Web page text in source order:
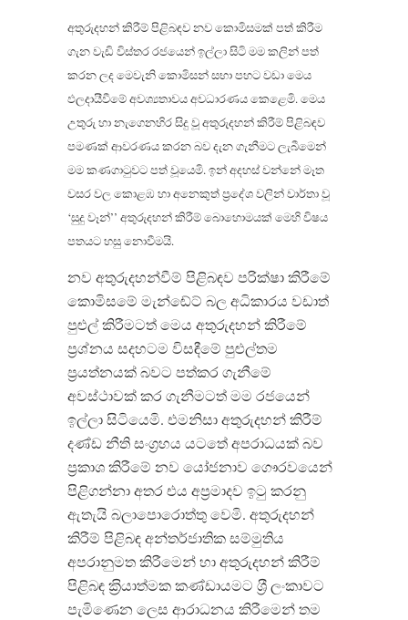
අතුරුදහන් කිරීම් පිළිබඳව නව කොමිසමක් පත් කිරීම
ගැන වැඩි විස්තර රජයෙන් ඉල්ලා සිටි මම කලින් පත්
කරන ලද මෙවැනි කොමිසන් සභා පහට වඩා මෙය
ඵලදායීවීමේ අවශ්‍යතාවය අවධාරණය කෙළෙමි. මෙය
උතුරු හා නැගෙනහිර සිදු වූ අතුරුදහන් කිරීම් පිළිබඳව
පමණක් ආවරණය කරන බව දැන ගැනීමට ලැබීමෙන්
මම කණගාටුවට පත් වූයෙමි. ඉන් අදහස් වන්නේ මෑත
වසර වල කොළඹ හා අනෙකුත් ප‍්‍රදේශ වලින් වාර්තා වූ
‘සුදු වෑන්’’ අතුරුදහන් කිරීම් බොහොමයක් මෙහි විෂය
පතයට හසු නොවීමයි.
නව අතුරුදහන්වීම් පිළිබඳව පරික්ෂා කිරීමේ
කොමිසමේ මැන්ඬේට් බල අධිකාරය වඩාත්
පුළුල් කිරීමටත් මෙය අතුරුදහන් කිරීමේ
ප‍්‍රශ්නය සදහටම විසඳීමේ පුළුල්තම
ප‍්‍රයත්නයක් බවට පත්කර ගැනීමේ
අවස්ථාවක් කර ගැනීමටත් මම රජයෙන්
ඉල්ලා සිටියෙමි. එමනිසා අතුරුදහන් කිරීම්
දණ්ඩ නීති සංග‍්‍රහය යටතේ අපරාධයක් බව
ප‍්‍රකාශ කිරීමේ නව යෝජනාව ගෞරවයෙන්
පිළිගන්නා අතර එය අප‍්‍රමාදව ඉටු කරනු
ඇතැයි බලාපොරොත්තු වෙමි. අතුරුදහන්
කිරීම් පිළිබඳ අන්තර්ජාතික සම්මුතිය
අපරානුමත කිරීමෙන් හා අතුරුදහන් කිරීම්
පිළිබඳ ක‍්‍රියාත්මක කණ්ඩායමට ශ‍්‍රී ලංකාවට
පැමිණෙන ලෙස ආරාධනය කිරීමෙන් තම